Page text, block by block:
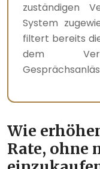
zuständigen
System
filtert bereits
dem
Wie
Rate, ohne